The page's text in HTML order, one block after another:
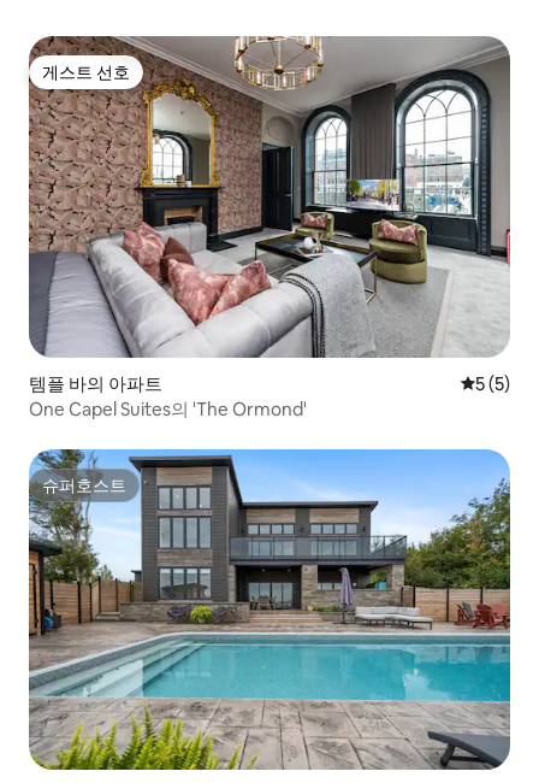
게스트 선호
게스트 선호
템플 바의 아파트 평점 5점
5 (5)
One Capel Suites의 'The Ormond'
슈퍼호스트
슈퍼호스트